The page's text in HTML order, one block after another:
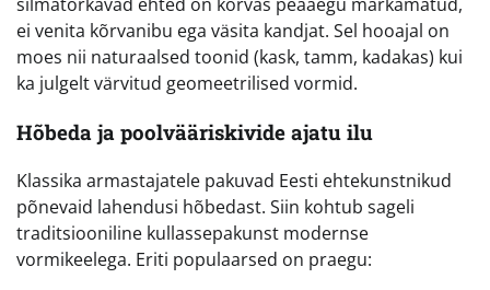
ei venita kõrvanibu ega väsita kandjat. Sel hooajal on
moes nii naturaalsed toonid (kask, tamm, kadakas) kui
ka julgelt värvitud geomeetrilised vormid.
Hõbeda ja poolvääriskivide ajatu ilu
Klassika armastajatele pakuvad Eesti ehtekunstnikud
põnevaid lahendusi hõbedast. Siin kohtub sageli
traditsiooniline kullassepakunst modernse
vormikeelega. Eriti populaarsed on praegu: